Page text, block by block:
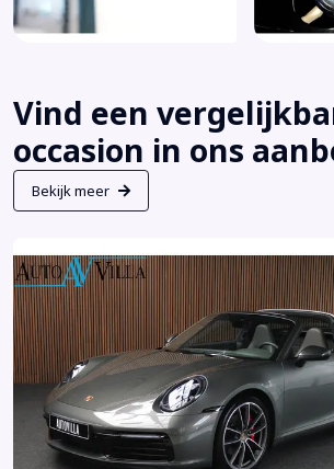
Verwarmde buitenspiegels
Voorspoiler
Warmtewerend glas
WiFi
Zwarte hemelbekleding
Vind een
occasion in ons
Bekijk meer